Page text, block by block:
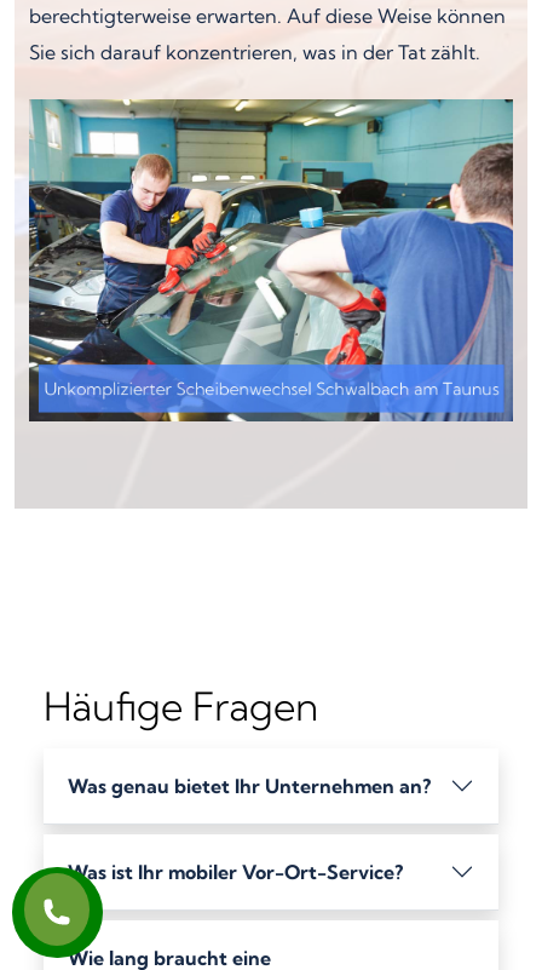
berechtigterweise erwarten. Auf diese Weise können
Sie sich darauf konzentrieren, was in der Tat zählt.
Häufige Fragen
Was genau bietet Ihr Unternehmen an?
Was ist Ihr mobiler Vor-Ort-Service?
Wie lang braucht eine